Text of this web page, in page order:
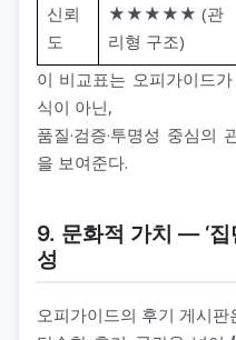
신뢰
도
★★★★★ (관
리형 구조)
이 비교표는 오피가이드
식이 아닌,
품질·검증·투명성 중심의
을 보여준다.
9. 문화적 가치 ― ‘집
성
오피가이드의 후기 게시판